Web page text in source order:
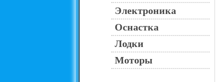
Электроника
Оснастка
Лодки
Моторы